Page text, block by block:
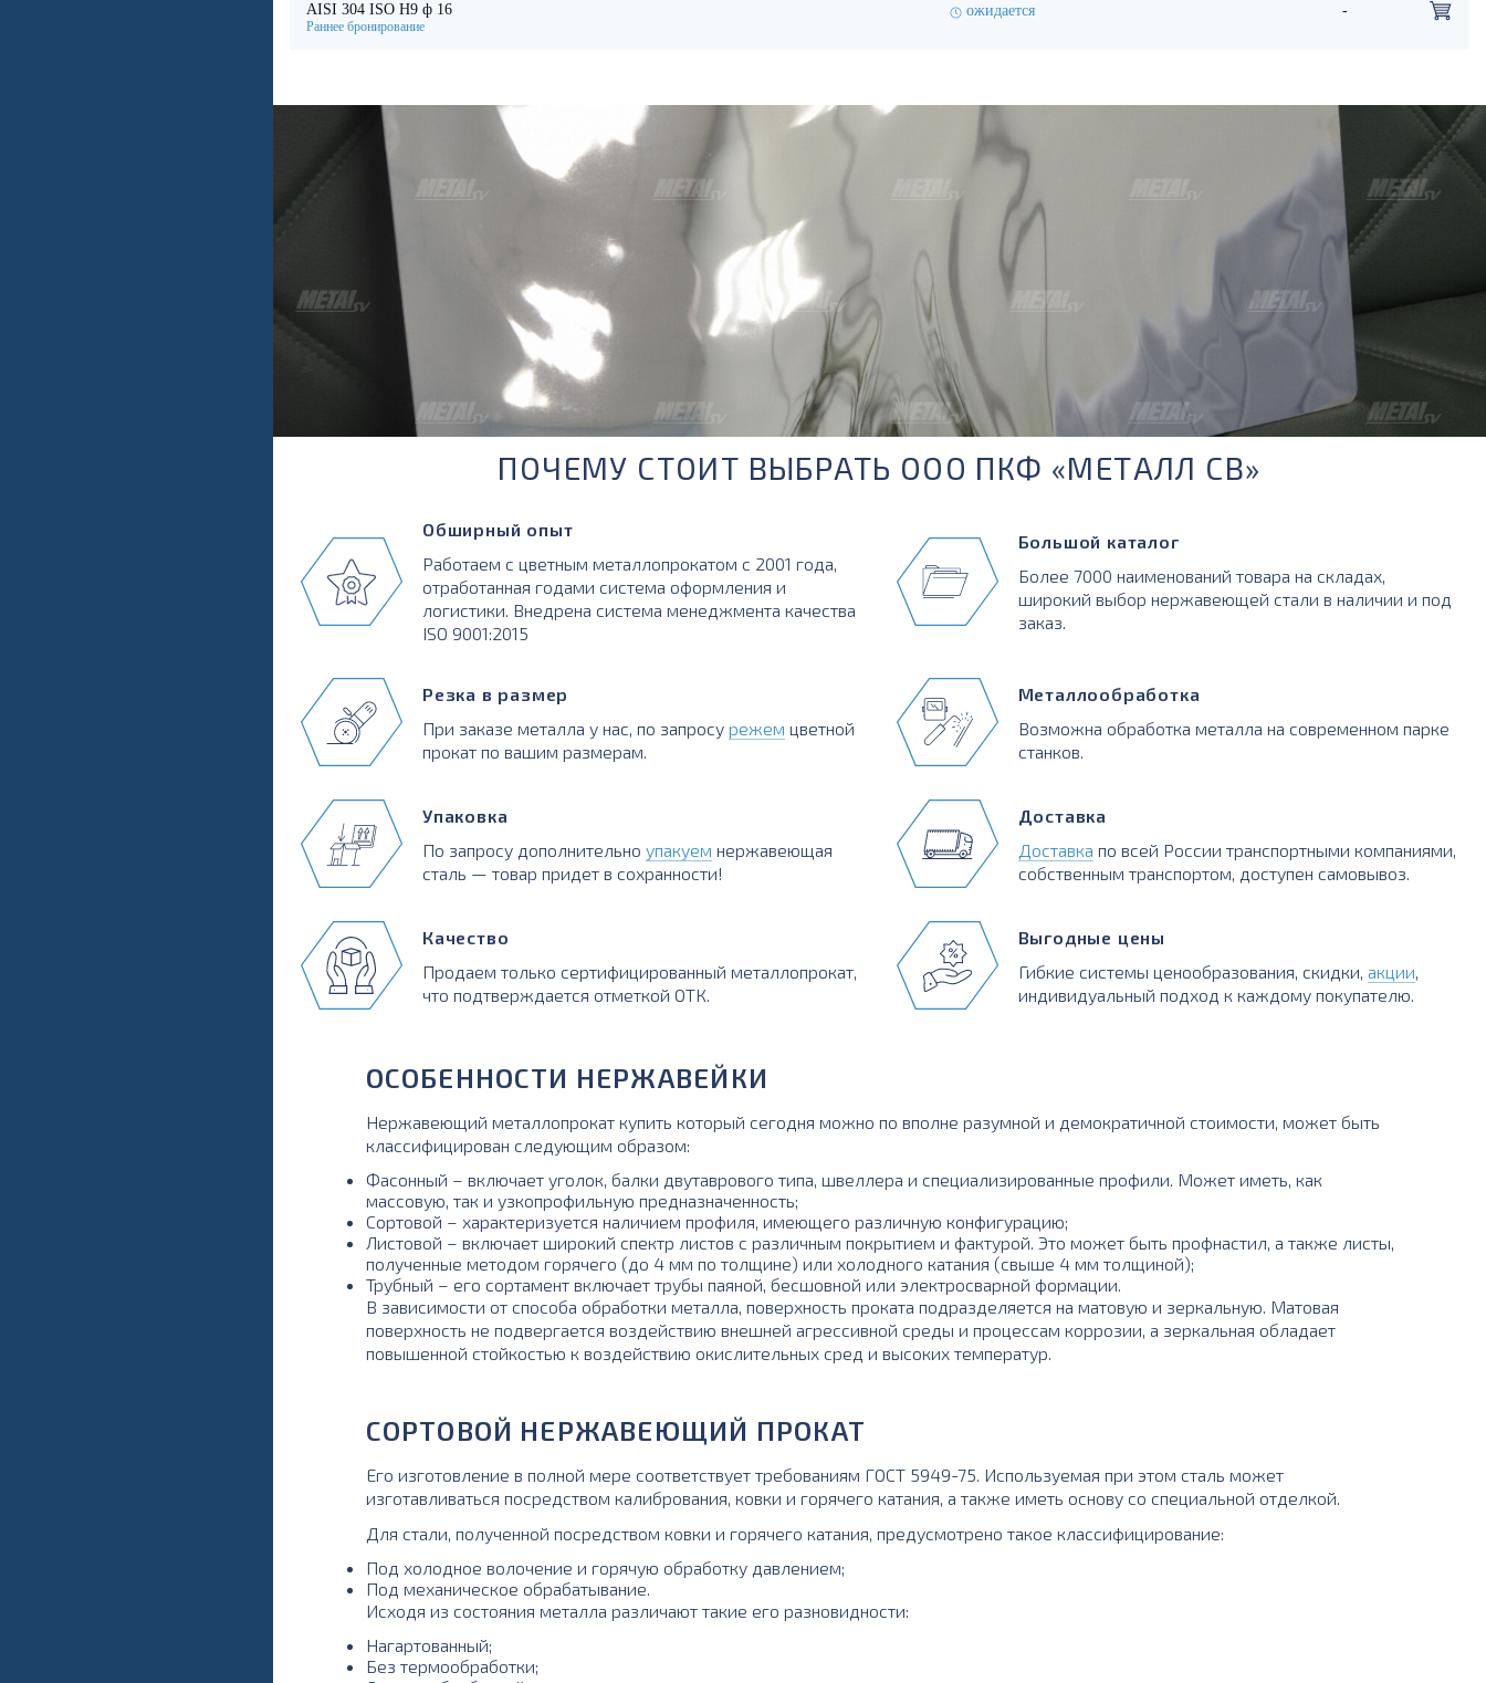
AISI 304 ISO H9 ф 16 ожидается -
ПОЧЕМУ СТОИТ ВЫБРАТЬ ООО ПКФ «МЕТАЛЛ СВ»
Обширный опыт
Работаем с цветным металлопрокатом с 2001 года,
отработанная годами система оформления и
логистики. Внедрена система менеджмента качества
ISO 9001:2015
Резка в размер
При заказе металла у нас, по запросу режем цветной
прокат по вашим размерам.
Упаковка
По запросу дополнительно упакуем нержавеющая
сталь — товар придет в сохранности!
Качество
Продаем только сертифицированный металлопрокат,
что подтверждается отметкой ОТК.
Большой каталог
Более 7000 наименований товара на складах,
широкий выбор нержавеющей стали в наличии и под
заказ.
Металлообработка
Возможна обработка металла на современном парке
станков.
Доставка
Доставка по всей России транспортными компаниями,
собственным транспортом, доступен самовывоз.
Выгодные цены
Гибкие системы ценообразования, скидки, акции
индивидуальный подход к каждому покупателю.
ОСОБЕННОСТИ НЕРЖАВЕЙКИ
Нержавеющий металлопрокат купить который сегодня можно по вполне разумной и демократичной стоимости, может быть
классифицирован следующим образом:
Фасонный – включает уголок, балки двутаврового типа, швеллера и специализированные профили. Может иметь, как
массовую, так и узкопрофильную предназначенность;
Сортовой – характеризуется наличием профиля, имеющего различную конфигурацию;
Листовой – включает широкий спектр листов с различным покрытием и фактурой. Это может быть профнастил, а также листы,
полученные методом горячего (до 4 мм по толщине) или холодного катания (свыше 4 мм толщиной);
Трубный – его сортамент включает трубы паяной, бесшовной или электросварной формации.
В зависимости от способа обработки металла, поверхность проката подразделяется на матовую и зеркальную. Матовая
поверхность не подвергается воздействию внешней агрессивной среды и процессам коррозии, а зеркальная обладает
повышенной стойкостью к воздействию окислительных сред и высоких температур.
СОРТОВОЙ НЕРЖАВЕЮЩИЙ ПРОКАТ
Его изготовление в полной мере соответствует требованиям ГОСТ 5949-75. Используемая при этом сталь может
изготавливаться посредством калибрования, ковки и горячего катания, а также иметь основу со специальной отделкой.
Для стали, полученной посредством ковки и горячего катания, предусмотрено такое классифицирование:
Под холодное волочение и горячую обработку давлением;
Под механическое обрабатывание.
Исходя из состояния металла различают такие его разновидности:
Нагартованный;
Без термообработки;